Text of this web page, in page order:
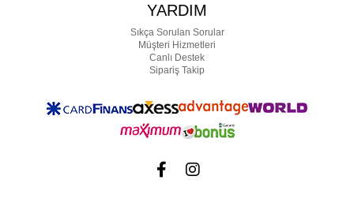
YARDIM
Sıkça Sorulan Sorular
Müşteri Hizmetleri
Canlı Destek
Sipariş Takip